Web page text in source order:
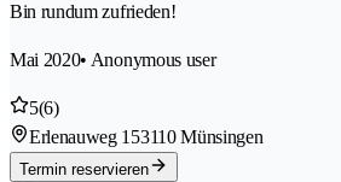
Bin rundum zufrieden!
Mai 2020• Anonymous user
5(6)
Erlenauweg 153110 Münsingen
Termin reservieren